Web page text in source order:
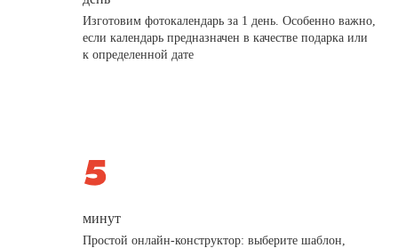
Изготовим фотокалендарь за 1 день. Особенно важно,
если календарь предназначен в качестве подарка или
к определенной дате
минут
Простой онлайн-конструктор: выберите шаблон,